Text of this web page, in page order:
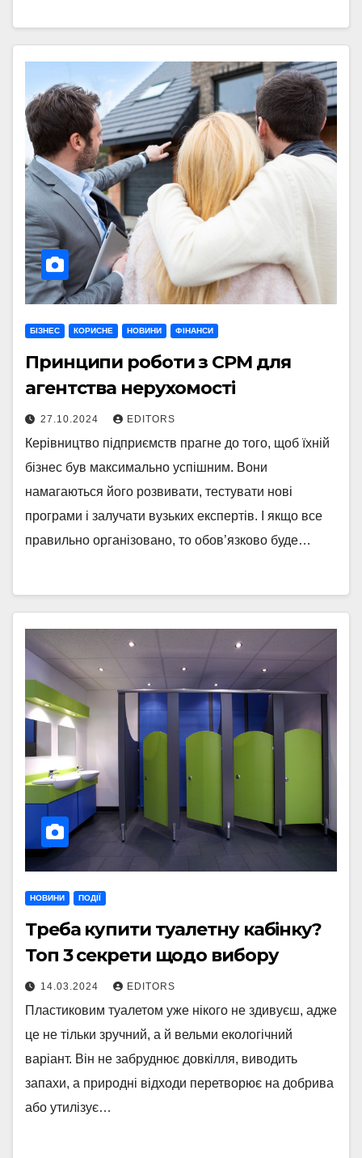
БІЗНЕС КОРИСНЕ НОВИНИ ФІНАНСИ
Принципи роботи з СРМ для
агентства нерухомості
27.10.2024 EDITORS
Керівництво підприємств прагне до того, щоб їхній
бізнес був максимально успішним. Вони
намагаються його розвивати, тестувати нові
програми і залучати вузьких експертів. І якщо все
правильно організовано, то обов’язково буде…
НОВИНИ ПОДІЇ
Треба купити туалетну кабінку?
Топ 3 секрети щодо вибору
14.03.2024 EDITORS
Пластиковим туалетом уже нікого не здивуєш, адже
це не тільки зручний, а й вельми екологічний
варіант. Він не забруднює довкілля, виводить
запахи, а природні відходи перетворює на добрива
або утилізує…